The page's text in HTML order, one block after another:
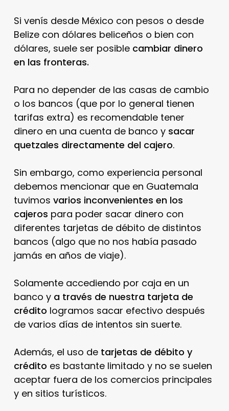
Si venís desde México con pesos o desde
Belize con dólares beliceños o bien con
dólares, suele ser posible cambiar dinero
en las fronteras.
Para no depender de las casas de cambio
o los bancos (que por lo general tienen
tarifas extra) es recomendable tener
dinero en una cuenta de banco y sacar
quetzales directamente del cajero.
Sin embargo, como experiencia personal
debemos mencionar que en Guatemala
tuvimos varios inconvenientes en los
cajeros para poder sacar dinero con
diferentes tarjetas de débito de distintos
bancos (algo que no nos había pasado
jamás en años de viaje).
Solamente accediendo por caja en un
banco y a través de nuestra tarjeta de
crédito logramos sacar efectivo después
de varios días de intentos sin suerte.
Además, el uso de tarjetas de débito y
crédito es bastante limitado y no se suelen
aceptar fuera de los comercios principales
y en sitios turísticos.